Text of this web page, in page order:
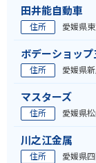
田井能自動車
住所 愛媛県
ボデーショッ
住所 愛媛県
マスターズ
住所 愛媛県
川之江金属
住所 愛媛県